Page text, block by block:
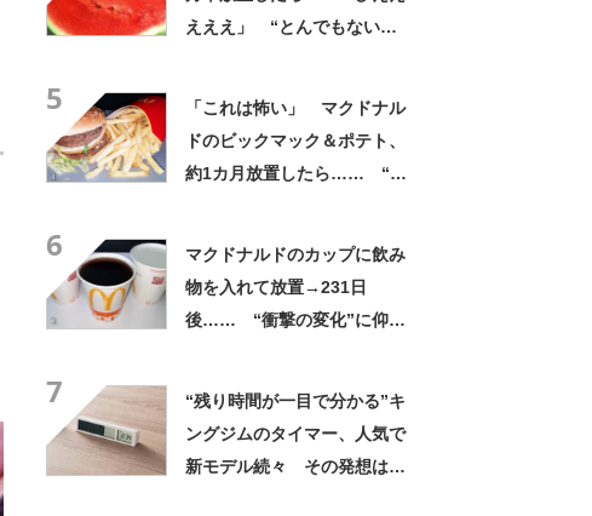
えええ」 “とんでもない
5
「これは怖い」 マクドナル
ドのビックマック＆ポテト、
約1カ月放置したら…… “と
6
マクドナルドのカップに飲み
物を入れて放置→231日
後…… “衝撃の変化”に仰
7
“残り時間が一目で分かる”キ
ングジムのタイマー、人気で
新モデル続々 その発想はど